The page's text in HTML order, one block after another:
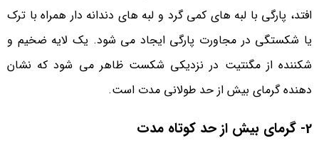
افتد، پارگی با لبه های کمی گرد و لبه های دندانه دار همراه با ترک
یا شکستگی در مجاورت پارگی ایجاد می شود. یک لایه ضخیم و
شکننده از مگنتیت در نزدیکی شکست ظاهر می شود که نشان
دهنده گرمای بیش از حد طولانی مدت است.
2- گرمای بیش از حد کوتاه مدت